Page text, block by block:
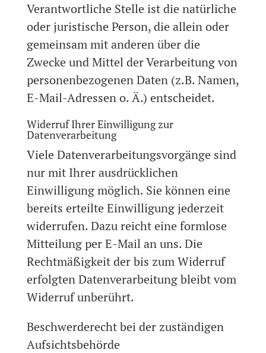
Verantwortliche Stelle ist die natürliche
oder juristische Person, die allein oder
gemeinsam mit anderen über die
Zwecke und Mittel der Verarbeitung von
personenbezogenen Daten (z.B. Namen,
E-Mail-Adressen o. Ä.) entscheidet.
Widerruf Ihrer Einwilligung zur
Datenverarbeitung
Viele Datenverarbeitungsvorgänge sind
nur mit Ihrer ausdrücklichen
Einwilligung möglich. Sie können eine
bereits erteilte Einwilligung jederzeit
widerrufen. Dazu reicht eine formlose
Mitteilung per E-Mail an uns. Die
Rechtmäßigkeit der bis zum Widerruf
erfolgten Datenverarbeitung bleibt vom
Widerruf unberührt.
Beschwerderecht bei der zuständigen
Aufsichtsbehörde